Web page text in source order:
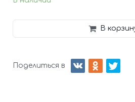
В
Поделиться в